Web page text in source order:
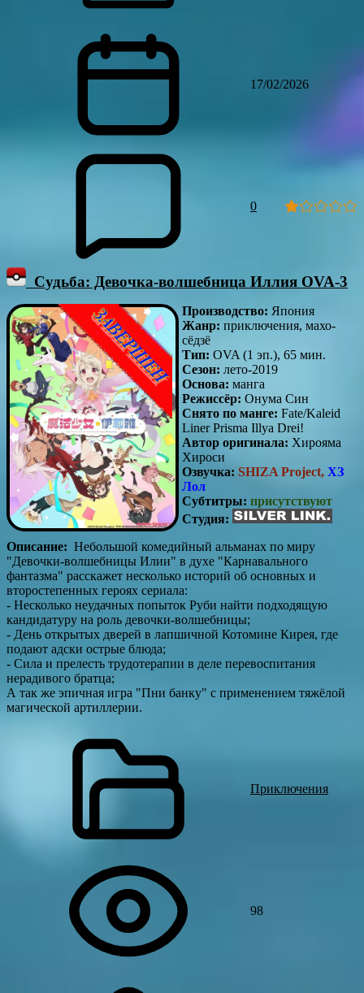
17/02/2026
0
Судьба: Девочка-волшебница Иллия OVA-3
Производство: Япония
Жанр: приключения, махо-
сёдзё
Тип: OVA (1 эп.), 65 мин.
Сезон: лето-2019
Основа: манга
Режиссёр: Онума Син
Снято по манге: Fate/Kaleid
Liner Prisma Illya Drei!
Автор оригинала: Хирояма
Хироси
Озвучка: SHIZA Project, ХЗ
Лол
Субтитры: присутствуют
Студия:
Описание: Небольшой комедийный альманах по миру
"Девочки-волшебницы Илии" в духе "Карнавального
фантазма" расскажет несколько историй об основных и
второстепенных героях сериала:
- Несколько неудачных попыток Руби найти подходящую
кандидатуру на роль девочки-волшебницы;
- День открытых дверей в лапшичной Котомине Кирея, где
подают адски острые блюда;
- Сила и прелесть трудотерапии в деле перевоспитания
нерадивого братца;
А так же эпичная игра "Пни банку" с применением тяжёлой
магической артиллерии.
Приключения
98